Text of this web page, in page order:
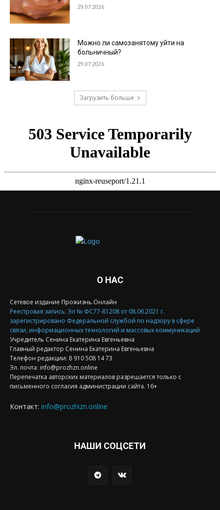
29.07.2026
Можно ли самозанятому уйти на
больничный?
29.07.2026
Загрузить больше
О НАС
Сетевое издание Прожизнь.Онлайн
Реестровая запись: Эл № ФС77-81208 от 08.06.2021 г.
зарегистрировано Федеральной службой по надзору в сфере
связи, информационных технологий и массовых коммуникаций
Учредитель Сенина Екатерина Евгеньевна
Главный редактор Сенина Екатерина Евгеньевна
Телефон редакции: 8 910 508 14 73
Эл. почта: info@prozhzn.online
Перепечатка авторских материалов разрешается только с
письменного согласия администрации сайта. 16+
Контакт: info@prozhizn.online
НАШИ СОЦСЕТИ